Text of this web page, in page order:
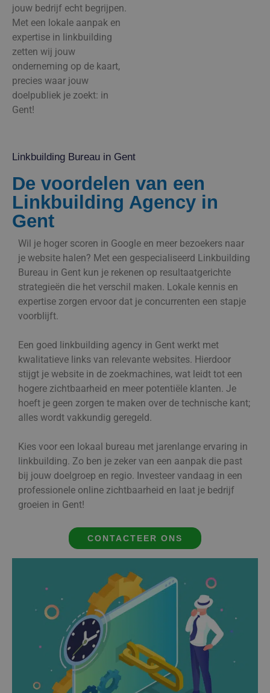
jouw bedrijf echt begrijpen.
Met een lokale aanpak en
expertise in linkbuilding
zetten wij jouw
onderneming op de kaart,
precies waar jouw
doelpubliek je zoekt: in
Gent!
Linkbuilding Bureau in Gent
De voordelen van een
Linkbuilding Agency in
Gent
Wil je hoger scoren in Google en meer bezoekers naar
je website halen? Met een gespecialiseerd Linkbuilding
Bureau in Gent kun je rekenen op resultaatgerichte
strategieën die het verschil maken. Lokale kennis en
expertise zorgen ervoor dat je concurrenten een stapje
voorblijft.
Een goed linkbuilding agency in Gent werkt met
kwalitatieve links van relevante websites. Hierdoor
stijgt je website in de zoekmachines, wat leidt tot een
hogere zichtbaarheid en meer potentiële klanten. Je
hoeft je geen zorgen te maken over de technische kant;
alles wordt vakkundig geregeld.
Kies voor een lokaal bureau met jarenlange ervaring in
linkbuilding. Zo ben je zeker van een aanpak die past
bij jouw doelgroep en regio. Investeer vandaag in een
professionele online zichtbaarheid en laat je bedrijf
groeien in Gent!
CONTACTEER ONS